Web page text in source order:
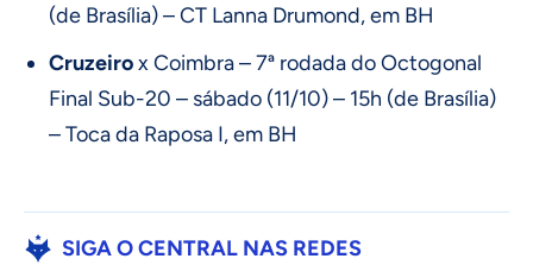
(de Brasília) – CT Lanna Drumond, em BH
Cruzeirox Coimbra – 7ª rodada do Octogonal
Final Sub-20 – sábado (11/10) – 15h (de Brasília)
– Toca da Raposa I, em BH
SIGA O CENTRAL NAS REDES